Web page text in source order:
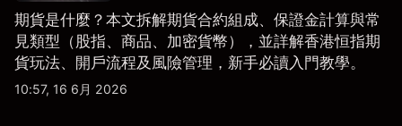
期貨是什麼？本文拆解期貨合約組成、保證金計算與常
見類型（股指、商品、加密貨幣），並詳解香港恒指期
貨玩法、開戶流程及風險管理，新手必讀入門教學。
10:57, 16 6月 2026